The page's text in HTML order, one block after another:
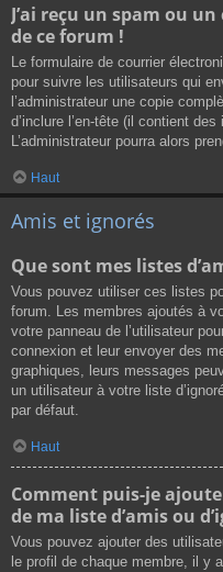
J’ai reçu un spam ou
de ce forum !
Le formulaire de courrier
pour suivre les utilisateurs qui
l’administrateur une copie
d’inclure l’en-tête (il contient
L’administrateur pourra alors
Haut
Amis et ignorés
Que sont mes listes
Vous pouvez utiliser ces listes
forum. Les membres ajoutés à
votre panneau de l’utilisateur
connexion et leur envoyer des
graphiques, leurs messages
un utilisateur à votre liste
par défaut.
Haut
Comment puis-je
de ma liste d’amis ou
Vous pouvez ajouter des
le profil de chaque membre, il y